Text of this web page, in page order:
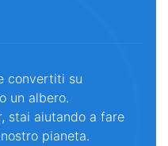
convertiti su
un albero.
stai aiutando a fare
pianeta.